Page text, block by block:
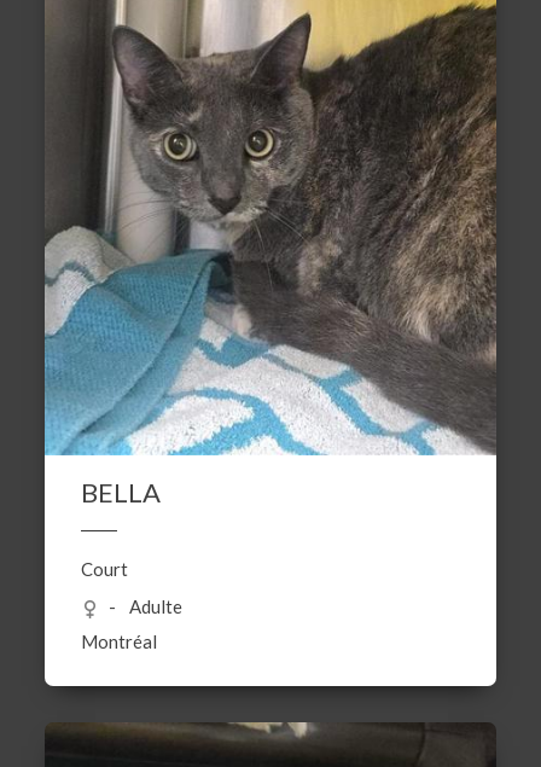
BELLA
Court
Adulte
Montréal